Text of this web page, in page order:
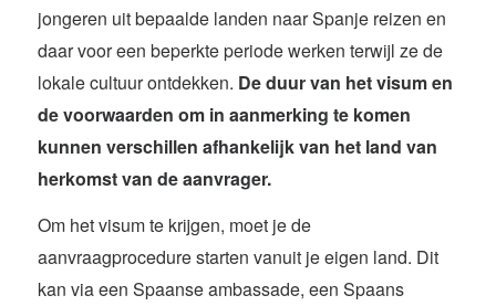
jongeren uit bepaalde landen naar Spanje reizen en
daar voor een beperkte periode werken terwijl ze de
lokale cultuur ontdekken. De duur van het visum en
de voorwaarden om in aanmerking te komen
kunnen verschillen afhankelijk van het land van
herkomst van de aanvrager.
Om het visum te krijgen, moet je de
aanvraagprocedure starten vanuit je eigen land. Dit
kan via een Spaanse ambassade, een Spaans